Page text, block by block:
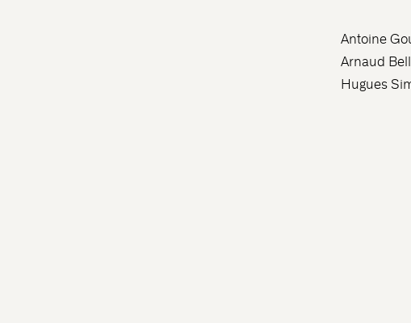
Antoine
Arnaud
Hugues